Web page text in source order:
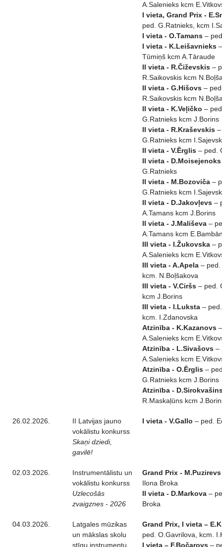
A.Salenieks kcm
I vieta, Grand Prix -
ped. G.Ratnieks, kcm
I vieta - O.Tamans –
I vieta - K.Leišavnieks
Tūmiņš kcm A.Tāraude
II vieta - R.Čiževskis –
R.Saikovskis kcm
II vieta - G.Hišovs –
R.Saikovskis kcm
II vieta - K.Veļičko –
G.Ratnieks kcm J.Borins
II vieta - R.Kraševskis
G.Ratnieks kcm
II vieta - V.Ērglis – ped.
II vieta - D.Moisejenoks
G.Ratnieks
II vieta - M.Bozoviča –
G.Ratnieks kcm
II vieta - D.Jakovļevs –
A.Tamans kcm J.Borins
II vieta - J.Mališeva –
A.Tamans kcm
III vieta - I.Žukovska –
A.Salenieks kcm
III vieta - A.Apela – ped.
kcm. N.Boļšakova
III vieta - V.Ciršs – ped.
kcm J.Borins
III vieta - I.Luksta –
kcm. I.Zdanovska
Atzinība - K.Kazanovs
A.Salenieks kcm
Atzinība - L.Sivašovs –
A.Salenieks kcm
Atzinība - O.Ērglis –
G.Ratnieks kcm J.Borins
Atzinība -
R.Maskaļūns kcm
26.02.2026.
II Latvijas jauno
vokālistu konkurss
Skaņi dziedi,
gavilē!
I vieta - V.Gallo – ped.
02.03.2026.
Instrumentālistu un
vokālistu konkurss
Uzlecošās
zvaigznes - 2026
Grand Prix - M.Puzirevs
Ilona Broka
II vieta - D.Markova –
Broka
04.03.2026.
Latgales mūzikas
un mākslas skolu
stīgu instrumentu
Grand Prix, I vieta –
ped. O.Gavrilova, kcm.
I vieta – F.Bočarovs –